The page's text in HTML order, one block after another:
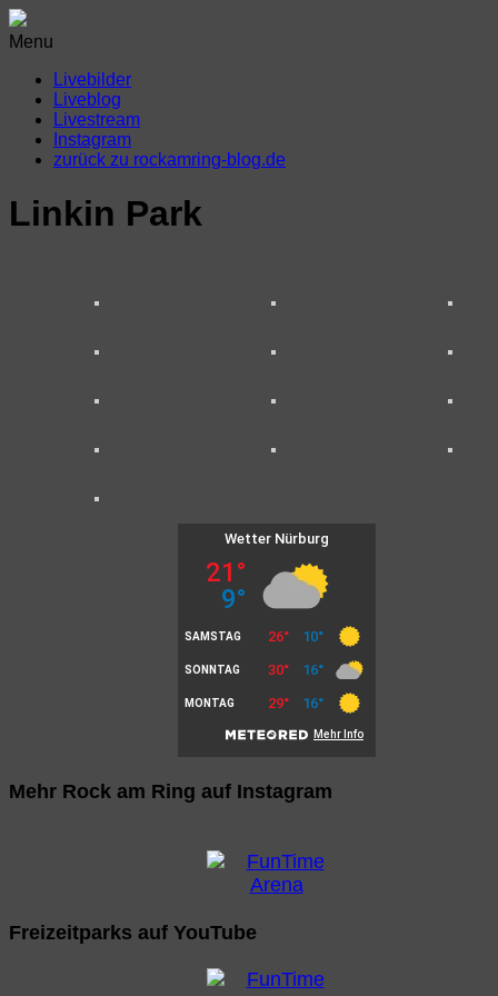
Menu
Livebilder
Liveblog
Livestream
Instagram
zurück zu rockamring-blog.de
Linkin Park
Mehr Rock am Ring auf Instagram
Freizeitparks auf YouTube